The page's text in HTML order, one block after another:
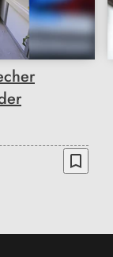
bookmark_border